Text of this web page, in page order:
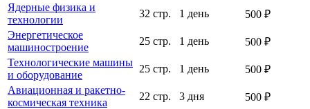
Ядерные физика и
технологии
32 стр. 1 день
500 ₽
Энергетическое
машиностроение
25 стр. 1 день
500 ₽
Технологические машины
и оборудование
25 стр. 1 день
500 ₽
Авиационная и ракетно-
космическая техника
22 стр. 3 дня
500 ₽